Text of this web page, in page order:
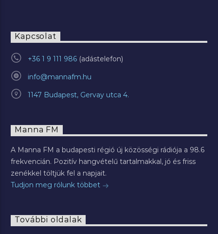
Kapcsolat
+36 1 9 111 986
info@mannafm.hu
1147 Budapest, Gervay utca 4.
Manna FM
A Manna FM a budapesti régió új közösségi rádiója a 98.6
frekvencián. Pozitív hangvételű tartalmakkal, jó és friss
zenékkel töltjük fel a napjait.
Tudjon meg rólunk többet
További oldalak